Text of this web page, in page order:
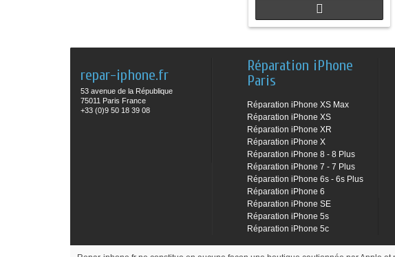
repar-iphone.fr
53 avenue de la République
75011 Paris France
+33 (0)9 50 18 39 08
Réparation iPhone
Paris
Réparation iPhone XS Max
Réparation iPhone XS
Réparation iPhone XR
Réparation iPhone X
Réparation iPhone 8 - 8 Plus
Réparation iPhone 7 - 7 Plus
Réparation iPhone 6s - 6s Plus
Réparation iPhone 6
Réparation iPhone SE
Réparation iPhone 5s
Réparation iPhone 5c